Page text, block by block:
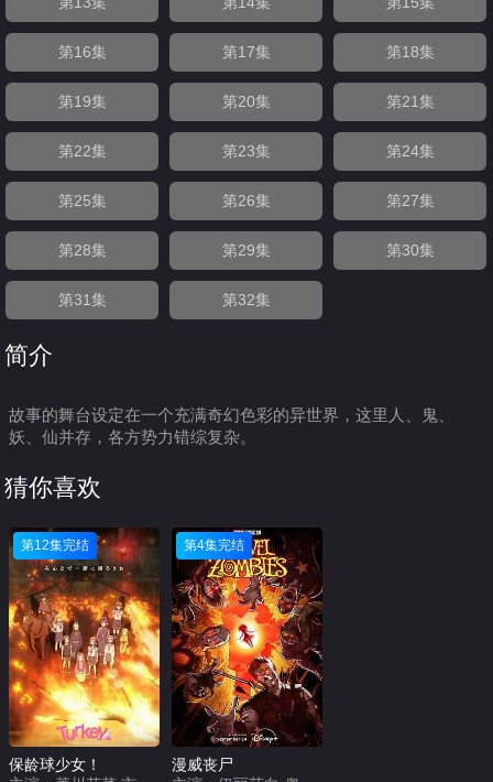
第16集 第17集 第18集
第19集 第20集 第21集
第22集 第23集 第24集
第25集 第26集 第27集
第28集 第29集 第30集
第31集 第32集
简介
故事的舞台设定在一个充满奇幻色彩的异世界，这里人、鬼、
妖、仙并存，各方势力错综复杂。
猜你喜欢
第12集完结
保龄球少女！
第4集完结
漫威丧尸